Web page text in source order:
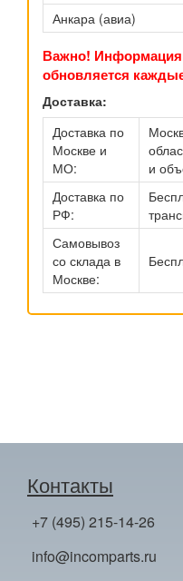
Анкара (авиа)
Важно! Информация
обновляется
Доставка:
Доставка по
Москве и
МО:
и
Доставка по
РФ:
Самовывоз
со склада в
Москве:
Контакты
+7 (495) 215-14-26
info@incomparts.ru